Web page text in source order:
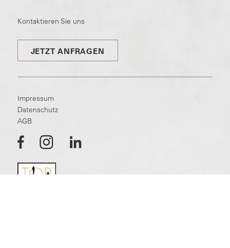
Kontaktieren Sie uns
JETZT ANFRAGEN
Impressum
Datenschutz
AGB